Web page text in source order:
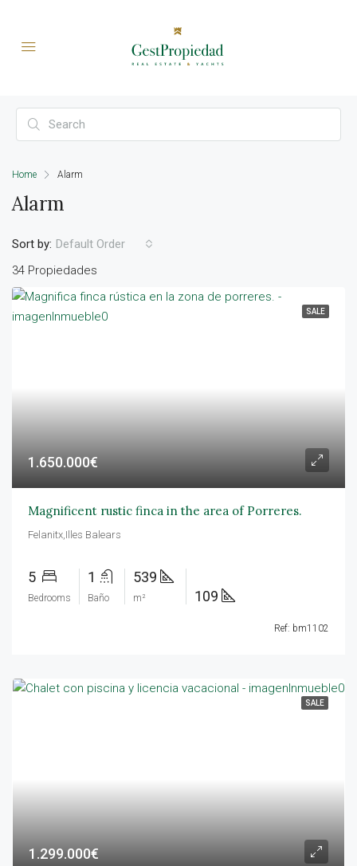
Home Alarm
Alarm
34 Propiedades
Sort by: Default Order
SALE
1.650.000€
Magnificent rustic finca in the area of Porreres.
Felanitx,Illes Balears
5
Bedrooms
1
Baño
539
m² 109
Ref: bm1102
SALE
1.299.000€